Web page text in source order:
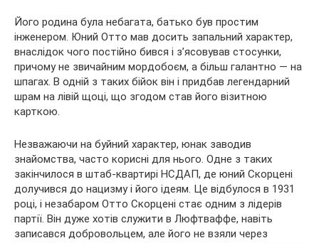
Його родина була небагата, батько був простим
інженером. Юний Отто мав досить запальний характер,
внаслідок чого постійно бився і з’ясовував стосунки,
причому не звичайним мордобоєм, а більш галантно — на
шпагах. В одній з таких бійок він і придбав легендарний
шрам на лівій щоці, що згодом став його візитною
карткою.
Незважаючи на буйний характер, юнак заводив
знайомства, часто корисні для нього. Одне з таких
закінчилося в штаб-квартирі НСДАП, де юний Скорцені
долучився до нацизму і його ідеям. Це відбулося в 1931
році, і незабаром Отто Скорцені стає одним з лідерів
партії. Він дуже хотів служити в Люфтваффе, навіть
записався добровольцем, але його не взяли через